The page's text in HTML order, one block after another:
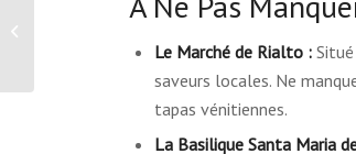
Le Marché de Rialto :
saveurs locales. Ne
tapas vénitiennes.
La Basilique Santa Maria